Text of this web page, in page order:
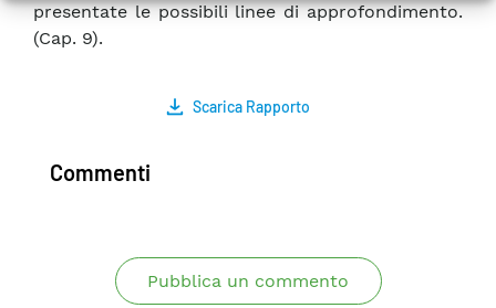
presentate le possibili linee di approfondimento.
(Cap. 9).
Scarica Rapporto
Commenti
Pubblica un commento